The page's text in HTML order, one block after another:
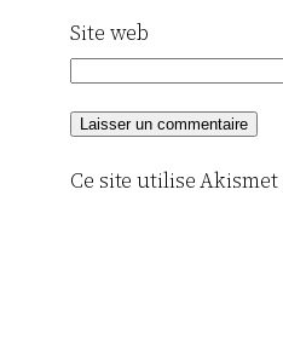
Site web
Ce site utilise